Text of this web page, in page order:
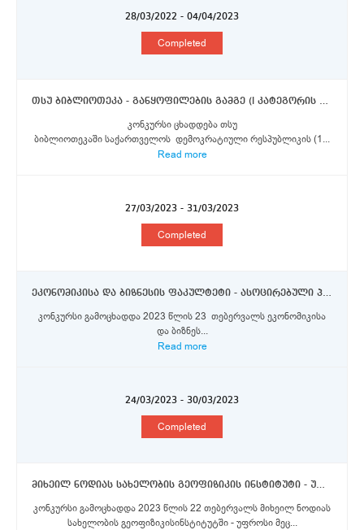
28/03/2022 - 04/04/2023
Completed
თსუ ბიბლიოთეკა - განყოფილების გამგე (I კატეგორის მთავარი ბიბლიოთეკარი)
კონკურსი ცხადდება თსუ
ბიბლიოთეკაში საქართველოს დემოკრატიული რესპუბლიკის (1...
Read more
27/03/2023 - 31/03/2023
Completed
ეკონომიკისა და ბიზნესის ფაკულტეტი - ასოცირებული პროფესორი „ბ“ კატეგორია
კონკურსი გამოცხადდა 2023 წლის 23 თებერვალს ეკონომიკისა
და ბიზნეს...
Read more
24/03/2023 - 30/03/2023
Completed
მიხეილ ნოდიას სახელობის გეოფიზიკის ინსტიტუტი - უფროსი მეცნიერი თანამშრომლები, მეცნიერი თანამშრომლები
კონკურსი გამოცხადდა 2023 წლის 22 თებერვალს მიხეილ ნოდიას
სახელობის გეოფიზიკისინსტიტუტში - უფროსი მეც...